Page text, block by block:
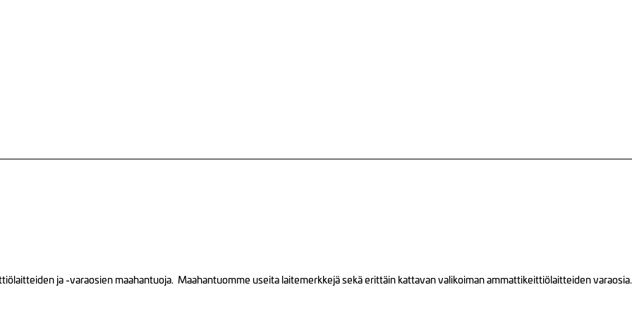
ja -varaosien maahantuoja. Maahantuomme useita laitemerkkejä sekä erittäin kattavan valikoiman ammattikeittiölaitteiden varaosia.